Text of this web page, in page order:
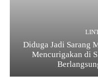
Diduga Jadi Sarang
Mencurigakan di